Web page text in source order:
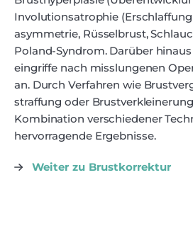
Involutions­atrophie
asymmetrie, Rüsselbrust,
Poland-Syndrom. Darüber
eingriffe nach misslungenen
an. Durch Verfahren wie
straf­fung oder
Kombination verschiedener
hervorragende Ergebnisse.
Weiter zu Brustkorrektur